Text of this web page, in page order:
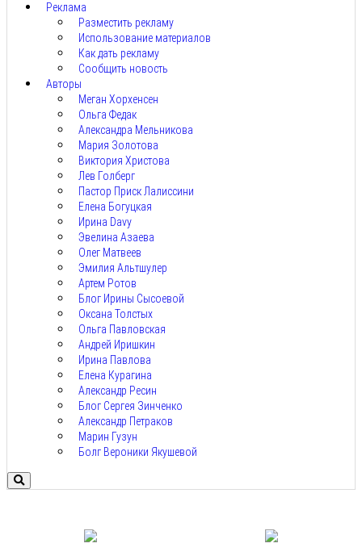
Реклама
Разместить рекламу
Использование материалов
Как дать рекламу
Сообщить новость
Авторы
Меган Хорхенсен
Ольга Федак
Александра Мельникова
Мария Золотова
Виктория Христова
Лев Голберг
Пастор Приск Лалиссини
Елена Богуцкая
Ирина Davy
Эвелина Азаева
Олег Матвеев
Эмилия Альтшулер
Артем Ротов
Блог Ирины Сысоевой
Оксана Толстых
Ольга Павловская
Андрей Иришкин
Ирина Павлова
Елена Курагина
Александр Ресин
Блог Сергея Зинченко
Александр Петраков
Марин Гузун
Болг Вероники Якушевой